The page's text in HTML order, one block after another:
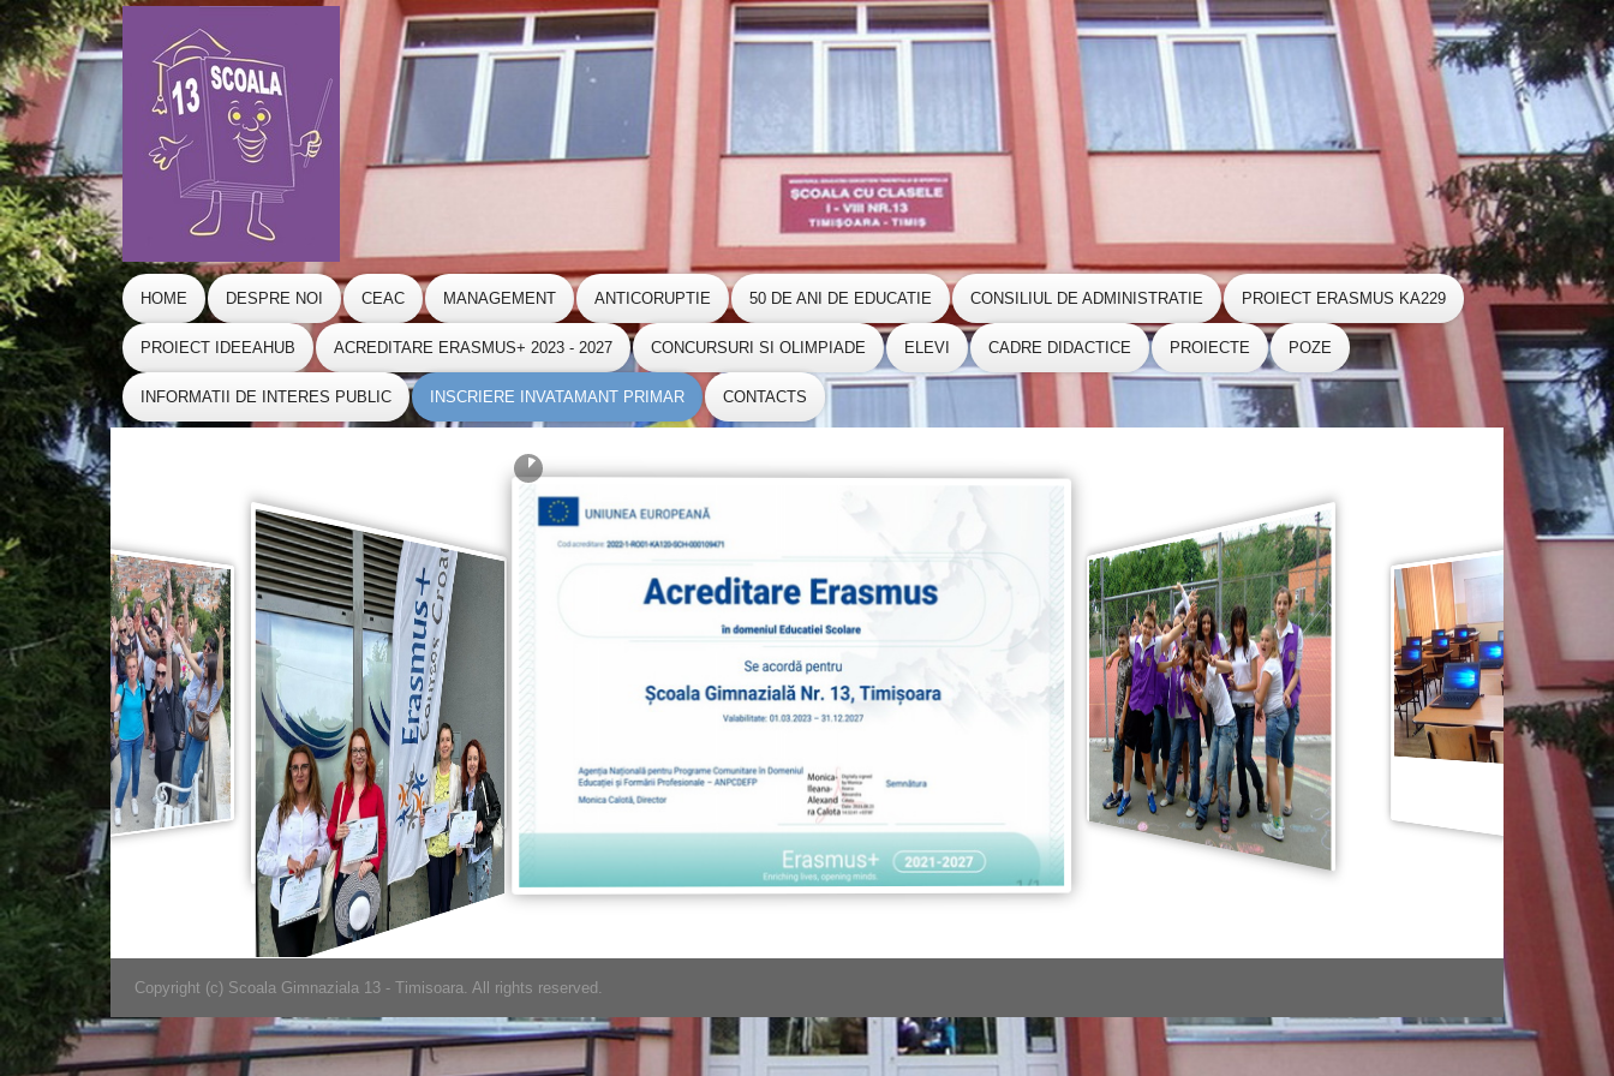
HOME DESPRE NOI CEAC MANAGEMENT ANTICORUPTIE 50 DE ANI DE EDUCATIE CONSILIUL DE ADMINISTRATIE PROIECT ERASMUS KA229
PROIECT IDEEAHUB ACREDITARE ERASMUS+ 2023 - 2027 CONCURSURI SI OLIMPIADE ELEVI CADRE DIDACTICE PROIECTE POZE
INFORMATII DE INTERES PUBLIC INSCRIERE INVATAMANT PRIMAR CONTACTS
Copyright (c) Scoala Gimnaziala 13 - Timisoara. All rights reserved.